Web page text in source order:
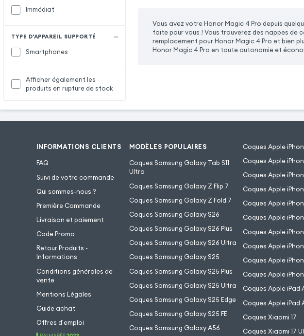
Immédiat
TYPE D'APPAREIL SUPPORTÉ
Smartphones
Afficher également les
produits en rupture de stock
Vous avez votre Honor Magic 4 Pro depuis
faite pour vous ! Vous trouverez des nappes
remplacement pour Honor Magic 4 Pro et bien
Honor Magic 4 Pro en toute autonomie et
INFORMATIONS CLIENTS
FAQ
Suivi de votre commande
Qui sommes-nous ?
Première Commande
Livraison et paiement
Code Promo
Retour Produits -
Informations
Conditions générales de
vente
Mentions Légales
Guide achat
Offres d'emploi
MODÈLES POPULAIRES
Coques Samsung Galaxy Tab S11
Ultra
Coques Samsung Galaxy Z Flip 7
Coques Samsung Galaxy Z Fold 7
Coques Samsung Galaxy S26
Coques Samsung Galaxy S26 Plus
Coques Samsung Galaxy S26 Ultra
Coques Samsung Galaxy S25
Coques Samsung Galaxy S25 Plus
Coques Samsung Galaxy S25 Ultra
Coques Samsung Galaxy S25 Edge
Coques Samsung Galaxy S25 FE
Coques Samsung Galaxy A56
Coques Apple
Coques Apple
Coques Apple
Coques Apple
Coques Apple
Coques Apple
Coques Apple
Coques Apple
Coques Apple
Coques Apple
Coques Apple iPad
Coques Apple iPad
Coques Xiaomi 17
Coques Xiaomi 17